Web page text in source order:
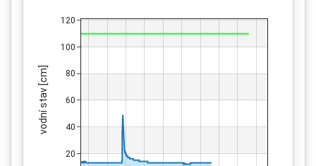
20
40
60
80
100
120
vodní stav [cm]